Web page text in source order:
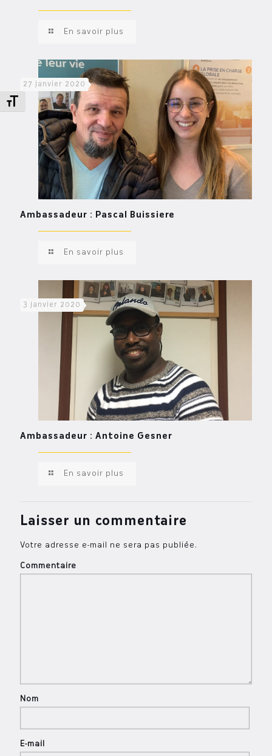
Changer la taille de la police
En savoir plus
27 janvier 2020
Ambassadeur : Pascal Buissiere
En savoir plus
3 janvier 2020
Ambassadeur : Antoine Gesner
En savoir plus
Laisser un commentaire
Votre adresse e-mail ne sera pas publiée.
Commentaire
Nom
E-mail